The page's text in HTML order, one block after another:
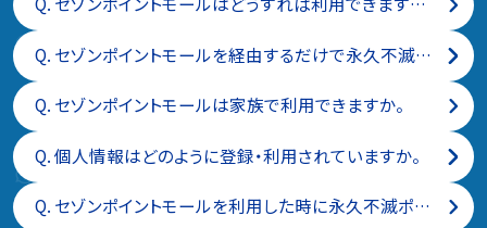
Q. セゾンポイントモールを経由するだけで永久不滅ポイントが付与されるのは、なぜですか。
Q. セゾンポイントモールは家族で利用できますか。
Q.個人情報はどのように登録・利用されていますか。
Q. セゾンポイントモールを利用した時に永久不滅ポイントがどのくらいつくのか教えてください。